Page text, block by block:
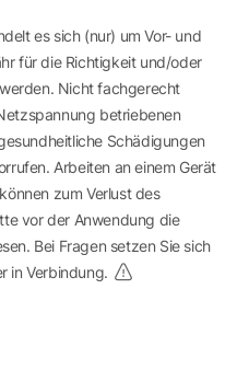
es sich (nur) um Vor- und
für die Richtigkeit und/oder
Nicht fachgerecht
betriebenen
Schädigungen
Arbeiten an einem Gerät
zum Verlust des
vor der Anwendung die
Bei Fragen setzen Sie sich
in Verbindung.